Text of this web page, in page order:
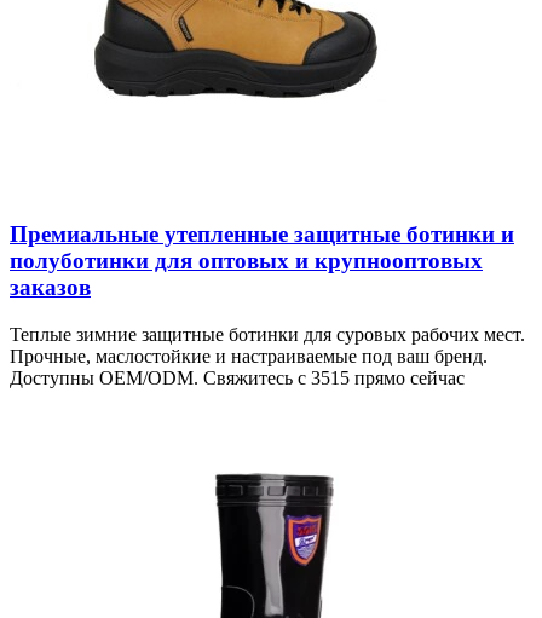
Премиальные утепленные защитные ботинки и
полуботинки для оптовых и крупнооптовых
заказов
Теплые зимние защитные ботинки для суровых рабочих мест.
Прочные, маслостойкие и настраиваемые под ваш бренд.
Доступны OEM/ODM. Свяжитесь с 3515 прямо сейчас